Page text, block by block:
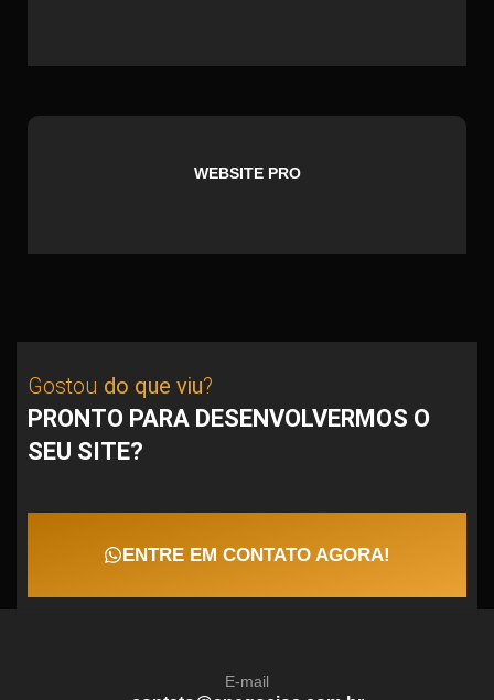
WEBSITE PRO
Gostou do que viu?
PRONTO PARA DESENVOLVERMOS O
SEU SITE?
ENTRE EM CONTATO AGORA!
E-mail